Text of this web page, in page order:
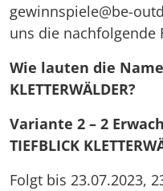
gewinnspiele@be-
uns die nachfolgende
Wie lauten die
KLETTERWÄLDER?
Variante 2 – 2
TIEFBLICK
Folgt bis 23.07.2023,